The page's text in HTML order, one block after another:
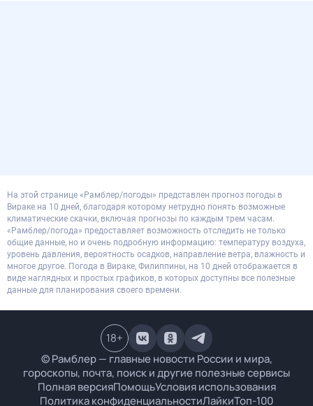
На этой странице «Рамблер/погоды» представлен прогноз погоды в
Вираке на 10 дней, благодаря которому нетрудно понять возможные
климатические скачки, включая прогнозы по каждым трем часам.
«Рамблер/погода» предоставляет возможность отследить не только
общие данные, но и очень подробную информацию: температуру воздуха,
уровень давления, вероятность осадков, направление ветра, влажность и
многое другое. Погода в Вираке, Филиппины, на 10 дней отображается в
виде наглядных и простых графиков, в которых доступны все полезные
данные для планирования своего времени.
© Рамблер — главные новости России и мира,
гороскопы, почта, поиск и другие полезные сервисы
Полная версияПомощьУсловия использования
Политика конфиденциальностиЛайкиТоп-100
18+